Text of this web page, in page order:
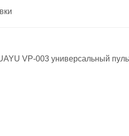
VP-003 универсальный